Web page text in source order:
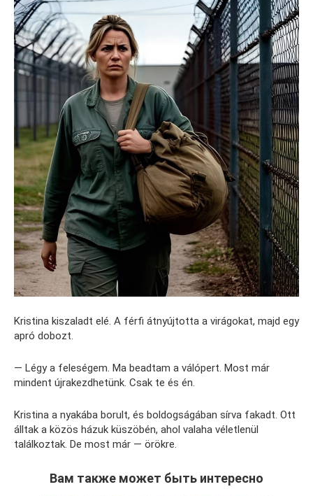
Kristina kiszaladt elé. A férfi átnyújtotta a virágokat, majd egy
apró dobozt.
— Légy a feleségem. Ma beadtam a válópert. Most már
mindent újrakezdhetünk. Csak te és én.
Kristina a nyakába borult, és boldogságában sírva fakadt. Ott
álltak a közös házuk küszöbén, ahol valaha véletlenül
találkoztak. De most már — örökre.
Вам также может быть интересно